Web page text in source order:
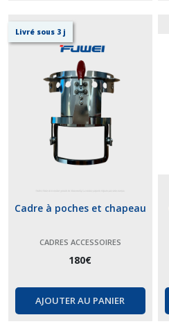
Livré sous 3 j
Cadre à poches et chapeau
CADRES ACCESSOIRES
180€
AJOUTER AU PANIER